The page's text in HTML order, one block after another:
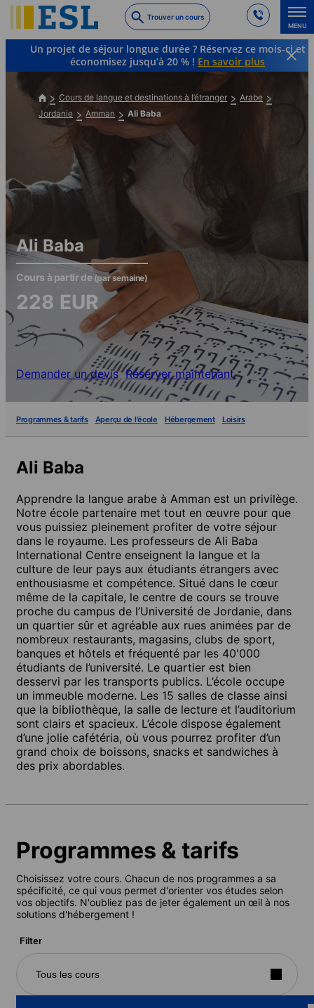
to
main
content
Trouver un cours
MENU
Un projet de séjour longue durée ? Réservez ce mois-ci et
économisez jusqu’à 20 % ! En savoir plus
Cours de langue et destinations à l’étranger
Arabe
Jordanie
Amman Ali Baba
Ali Baba
Cours à partir de (par semaine)
228 EUR
Demander un devis Réserver maintenant
Programmes & tarifs Aperçu de l'école Hébergement Loisirs
Ali Baba
Apprendre la langue arabe à Amman est un privilège.
Notre école partenaire met tout en œuvre pour que
vous puissiez pleinement profiter de votre séjour
dans le royaume. Les professeurs de Ali Baba
International Centre enseignent la langue et la
culture de leur pays aux étudiants étrangers avec
enthousiasme et compétence. Situé dans le cœur
même de la capitale, le centre de cours se trouve
proche du campus de l’Université de Jordanie, dans
un quartier sûr et agréable aux rues animées par de
nombreux restaurants, magasins, clubs de sport,
banques et hôtels et fréquenté par les 40'000
étudiants de l’université. Le quartier est bien
desservi par les transports publics. L’école occupe
un immeuble moderne. Les 15 salles de classe ainsi
que la bibliothèque, la salle de lecture et l’auditorium
sont clairs et spacieux. L’école dispose également
d’une jolie cafétéria, où vous pourrez profiter d’un
grand choix de boissons, snacks et sandwiches à
des prix abordables.
Programmes & tarifs
Choisissez votre cours. Chacun de nos programmes a sa
spécificité, ce qui vous permet d'orienter vos études selon
vos objectifs. N'oubliez pas de jeter également un œil à nos
solutions d'hébergement !
Filter
Tous les cours